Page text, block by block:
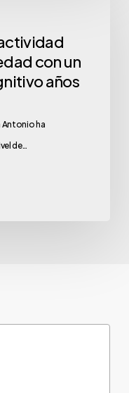
con un
años
Antonio ha
de…